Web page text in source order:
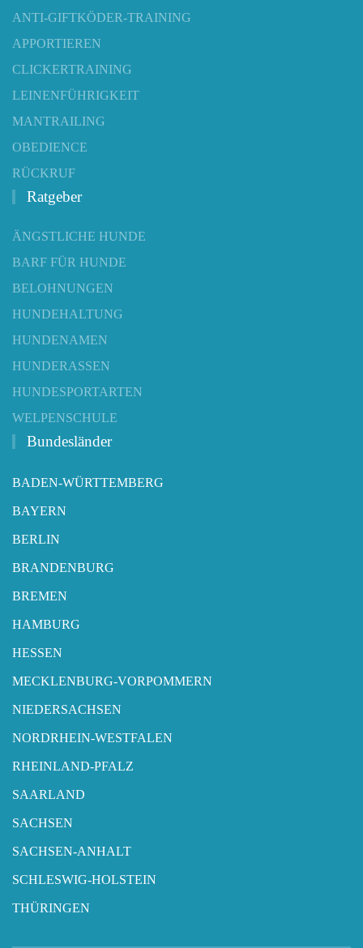
ANTI-GIFTKÖDER-TRAINING
APPORTIEREN
CLICKERTRAINING
LEINENFÜHRIGKEIT
MANTRAILING
OBEDIENCE
RÜCKRUF
Ratgeber
ÄNGSTLICHE HUNDE
BARF FÜR HUNDE
BELOHNUNGEN
HUNDEHALTUNG
HUNDENAMEN
HUNDERASSEN
HUNDESPORTARTEN
WELPENSCHULE
Bundesländer
BADEN-WÜRTTEMBERG
BAYERN
BERLIN
BRANDENBURG
BREMEN
HAMBURG
HESSEN
MECKLENBURG-VORPOMMERN
NIEDERSACHSEN
NORDRHEIN-WESTFALEN
RHEINLAND-PFALZ
SAARLAND
SACHSEN
SACHSEN-ANHALT
SCHLESWIG-HOLSTEIN
THÜRINGEN